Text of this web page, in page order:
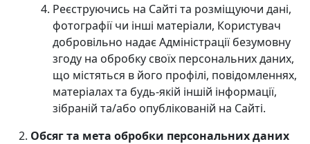
Реєструючись на Сайті та розміщуючи дані,
фотографії чи інші матеріали, Користувач
добровільно надає Адміністрації безумовну
згоду на обробку своїх персональних даних,
що містяться в його профілі, повідомленнях,
матеріалах та будь-якій іншій інформації,
зібраній та/або опублікованій на Сайті.
Обсяг та мета обробки персональних даних